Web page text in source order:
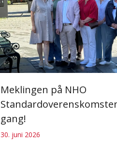
Meklingen på NHO
gang!
30. juni 2026